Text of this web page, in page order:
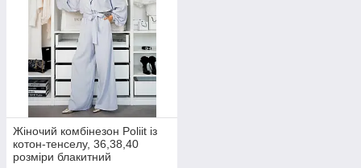
Жіночий комбінезон Poliit із
котон-тенселу, 36,38,40
розміри блакитний